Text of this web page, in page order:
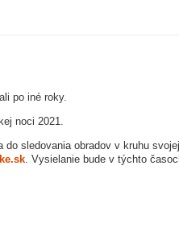
po iné roky.
noci 2021.
sledovania obradov v kruhu
. Vysielanie bude v týchto